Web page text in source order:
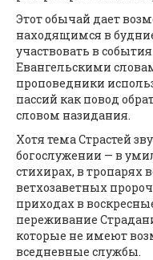
Этот обычай дает
находящимся в
участвовать в
Евангельскими
проповедники
пассий как повод
словом назидания.
Хотя тема Страстей
богослужении — в
стихирах, в тропарях
ветхозаветных
приходах в
переживание
которые не имеют
вседневные службы.